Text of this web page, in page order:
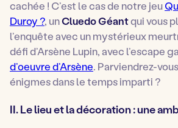
cachée ! C’est le cas de notre jeu
Duroy ?, unCluedo Géantqui vous
l’enquête avec un mystérieux
défi d’Arsène Lupin, avec l’escape
d’oeuvre d’Arsène. Parviendrez-
énigmes dans le temps imparti ?
II. Le lieu et la décoration : une